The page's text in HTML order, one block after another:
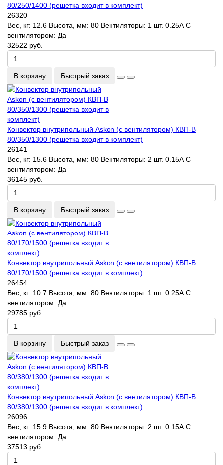
80/250/1400 (решетка входит в комплект)
26320
Вес, кг: 12.6 Высота, мм: 80 Вентиляторы: 1 шт. 0.25А С
вентилятором: Да
32522 руб.
В корзину Быстрый заказ
Конвектор внутрипольный Askon (с вентилятором) КВП-В
80/350/1300 (решетка входит в комплект)
26141
Вес, кг: 15.6 Высота, мм: 80 Вентиляторы: 2 шт. 0.15А С
вентилятором: Да
36145 руб.
В корзину Быстрый заказ
Конвектор внутрипольный Askon (с вентилятором) КВП-В
80/170/1500 (решетка входит в комплект)
26454
Вес, кг: 10.7 Высота, мм: 80 Вентиляторы: 1 шт. 0.25А С
вентилятором: Да
29785 руб.
В корзину Быстрый заказ
Конвектор внутрипольный Askon (с вентилятором) КВП-В
80/380/1300 (решетка входит в комплект)
26096
Вес, кг: 15.9 Высота, мм: 80 Вентиляторы: 2 шт. 0.15А С
вентилятором: Да
37513 руб.